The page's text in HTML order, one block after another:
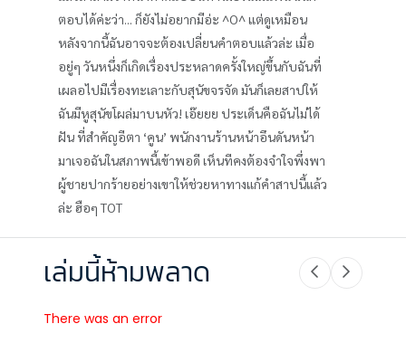
ตอบได้ค่ะว่า... ก็ยังไม่อยากมีอ่ะ ^O^ แต่ดูเหมือน
หลังจากนี้ฉันอาจจะต้องเปลี่ยนคำตอบแล้วล่ะ เมื่อ
อยู่ๆ วันหนึ่งก็เกิดเรื่องประหลาดครั้งใหญ่ขึ้นกับฉันที่
เผลอไปมีเรื่องทะเลาะกับสุนัขจรจัด มันก็เลยสาปให้
ฉันมีหูสุนัขโผล่มาบนหัว! เอ๊ยยย ประเด็นคือฉันไม่ได้
ฝัน ที่สำคัญอีตา ‘คูน’ พนักงานร้านหน้าอึนดันหน้า
มาเจอฉันในสภาพนี้เข้าพอดี เห็นทีคงต้องจำใจพึ่งพา
ผู้ชายปากร้ายอย่างเขาให้ช่วยหาทางแก้คำสาปนี้แล้ว
ล่ะ ฮือๆ TOT
เล่มนี้ห้ามพลาด
There was an error